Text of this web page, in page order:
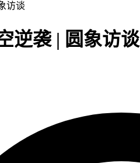
访谈
逆袭 | 圆象访谈